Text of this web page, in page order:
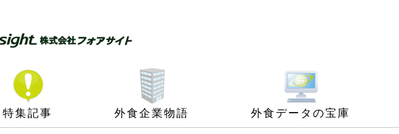
特集記事 外食企業物語 外食データの宝庫